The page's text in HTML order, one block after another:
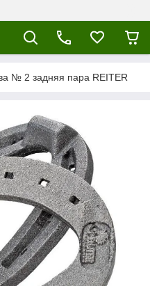
№ 2 задняя пара REITER